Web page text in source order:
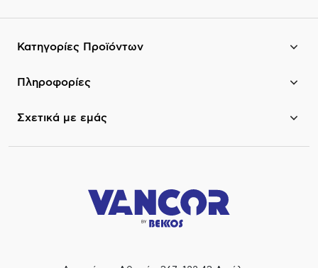
Κατηγορίες Προϊόντων
Πληροφορίες
Σχετικά με εμάς